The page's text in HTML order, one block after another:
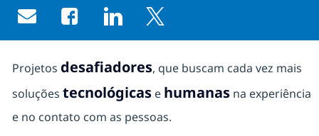
Share via email
Share via Facebook
Share via LinkedIn
Share via twitter
Projetos desafiadores, que buscam cada vez mais
soluções tecnológicase humanasna experiência
e no contato com as pessoas.